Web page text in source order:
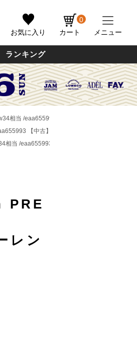
お気に入り カート
0
メニュー
ランキング
相当 /eaa655993 【中古】
【中古】
相当 /eaa655993 【中古】
PRE
レン